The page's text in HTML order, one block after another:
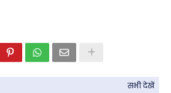
सभी देखें